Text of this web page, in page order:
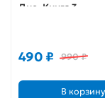
Дно. Книга 3
490 ₽ 990 ₽
В корзину